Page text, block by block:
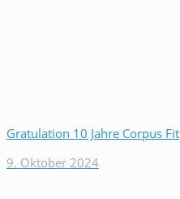
Gratulation 10 Jahre Corpus Fit
9. Oktober 2024